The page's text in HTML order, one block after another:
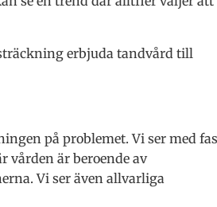
erbjuda tandvård till
på problemet. Vi ser med
vården är beroende av
Vi ser även allvarliga